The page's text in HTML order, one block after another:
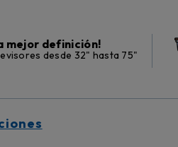
mejor definición!
desde 32" hasta 75"